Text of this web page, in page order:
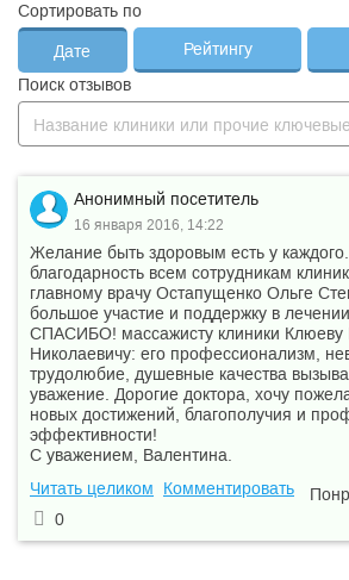
—
сканирование
магистральных сосудов
—
сканирование маточно-
плацентарного кровотока
Дуплексное
конечностей (вен или
артерий) (2)
—
Интракавернозная
инъекция
—
Инфекционная группа -
сифилис, гепатит В,
гепатит С, ВИЧ
—
Инфильтрационная
анестезия (1 зона)
—
Иссечение анальных
бахромок (1 зона)
—
Исследование кровотока
полового члена с
медикаментозной
стимуляцией эрекции
члена, интракавернозное
стоимость
Сортировать по
Дате Рейтингу
Поиск отзывов
Анонимный посетитель
16 января 2016, 14:22
Желание быть здоровым есть у
благодарность всем сотрудникам
главному врачу Остапущенко Ольге
большое участие и поддержку в
СПАСИБО! массажисту клиники Клюеву
Николаевичу: его профессионализм,
трудолюбие, душевные качества
уважение. Дорогие доктора, хочу
новых достижений, благополучия и
эффективности!
С уважением, Валентина.
Читать целиком
Комментировать
0